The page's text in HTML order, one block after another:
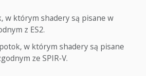
w którym shadery są pisane w
z ES2.
w którym shadery są pisane
ze SPIR-V.